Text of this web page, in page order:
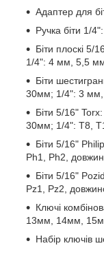
Адаптер для
Ручка біти 1/
Біти плоскі
1/4": 4 мм, 5,5
Біти
30мм; 1/4": 3
Біти 5/16"
30мм; 1/4": T8,
Біти 5/16"
Ph1, Ph2,
Біти 5/16"
Pz1, Pz2,
Ключі
13мм, 14мм,
Набір ключів